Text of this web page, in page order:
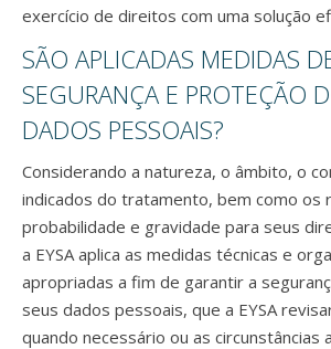
exercício de direitos com uma solução
SÃO APLICADAS MEDIDAS
SEGURANÇA E PROTEÇÃO
DADOS PESSOAIS?
Considerando a natureza, o âmbito, o
indicados do tratamento, bem como os
probabilidade e gravidade para seus
a EYSA aplica as medidas técnicas e
apropriadas a fim de garantir a
seus dados pessoais, que a EYSA
quando necessário ou as circunstâncias